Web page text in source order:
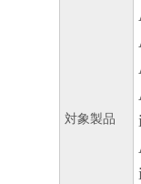
対象製品